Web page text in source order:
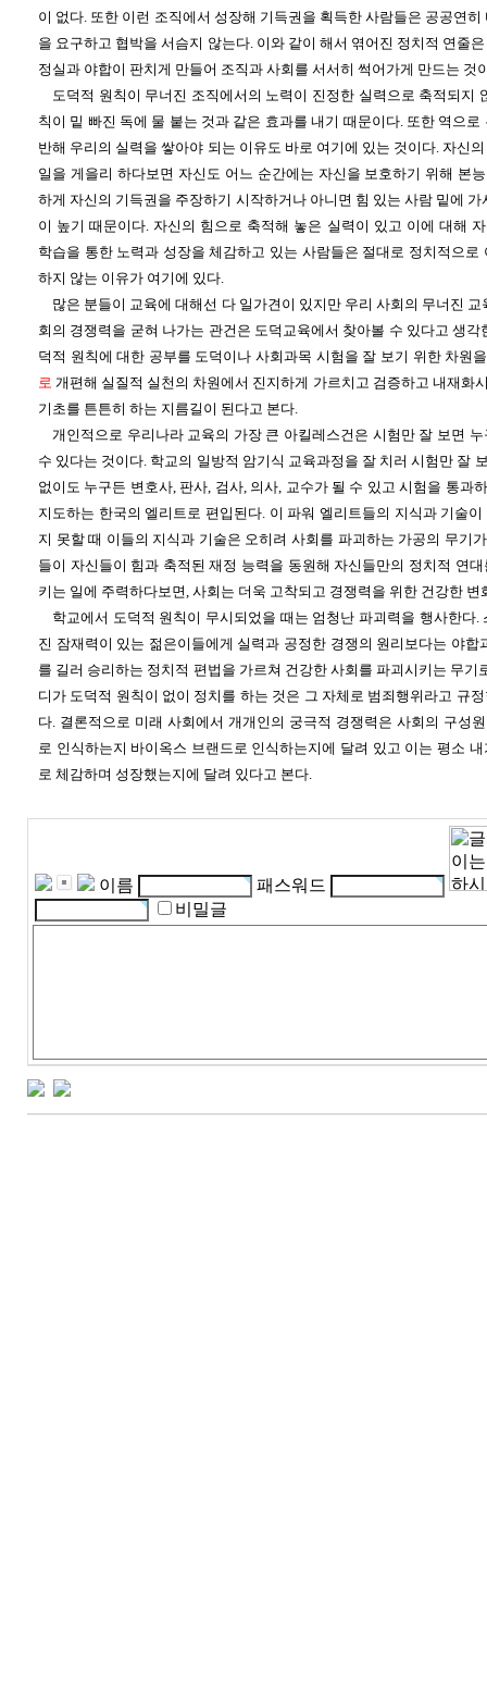
이 없다. 또한 이런 조직에서 성장해 기득권을 획득한 사람들은 공공연
을 요구하고 협박을 서슴지 않는다. 이와 같이 해서 엮어진 정치적 연줄
정실과 야합이 판치게 만들어 조직과 사회를 서서히 썩어가게 만드는 것
도덕적 원칙이 무너진 조직에서의 노력이 진정한 실력으로 축적되지
칙이 밑 빠진 독에 물 붙는 것과 같은 효과를 내기 때문이다. 또한 역으
반해 우리의 실력을 쌓아야 되는 이유도 바로 여기에 있는 것이다. 자신
일을 게을리 하다보면 자신도 어느 순간에는 자신을 보호하기 위해 본
하게 자신의 기득권을 주장하기 시작하거나 아니면 힘 있는 사람 밑에
이 높기 때문이다. 자신의 힘으로 축적해 놓은 실력이 있고 이에 대해
학습을 통한 노력과 성장을 체감하고 있는 사람들은 절대로 정치적으로
하지 않는 이유가 여기에 있다.
많은 분들이 교육에 대해선 다 일가견이 있지만 우리 사회의 무너진
회의 경쟁력을 굳혀 나가는 관건은 도덕교육에서 찾아볼 수 있다고 생
덕적 원칙에 대한 공부를 도덕이나 사회과목 시험을 잘 보기 위한 차원
로 개편해 실질적 실천의 차원에서 진지하게 가르치고 검증하고 내재화
기초를 튼튼히 하는 지름길이 된다고 본다.
개인적으로 우리나라 교육의 가장 큰 아킬레스건은 시험만 잘 보면
수 있다는 것이다. 학교의 일방적 암기식 교육과정을 잘 치러 시험만 잘
없이도 누구든 변호사, 판사, 검사, 의사, 교수가 될 수 있고 시험을 통과
지도하는 한국의 엘리트로 편입된다. 이 파워 엘리트들의 지식과 기술
지 못할 때 이들의 지식과 기술은 오히려 사회를 파괴하는 가공의 무기
들이 자신들이 힘과 축적된 재정 능력을 동원해 자신들만의 정치적 연
키는 일에 주력하다보면, 사회는 더욱 고착되고 경쟁력을 위한 건강한 변
학교에서 도덕적 원칙이 무시되었을 때는 엄청난 파괴력을 행사한다.
진 잠재력이 있는 젊은이들에게 실력과 공정한 경쟁의 원리보다는 야합
를 길러 승리하는 정치적 편법을 가르쳐 건강한 사회를 파괴시키는 무기
디가 도덕적 원칙이 없이 정치를 하는 것은 그 자체로 범죄행위라고 규
다. 결론적으로 미래 사회에서 개개인의 궁극적 경쟁력은 사회의 구성
로 인식하는지 바이옥스 브랜드로 인식하는지에 달려 있고 이는 평소
로 체감하며 성장했는지에 달려 있다고 본다.
이름
패스워드
비밀글